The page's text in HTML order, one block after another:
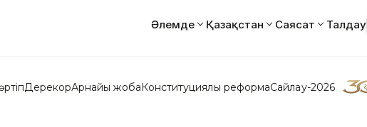
Әлемде Қазақстан Саясат Талдау
ДерекқорАрнайы жобаКонституциялық реформаСайлау-2026